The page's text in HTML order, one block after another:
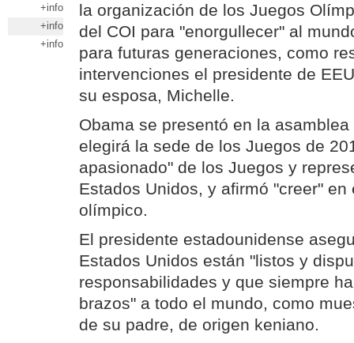
+info
+info
+info
la organización de los Juegos
del COI para "enorgullecer" al
para futuras generaciones, como
intervenciones el presidente de
su esposa, Michelle.
Obama se presentó en la
elegirá la sede de los Juegos de
apasionado" de los Juegos y
Estados Unidos, y afirmó "creer" en
olímpico.
El presidente estadounidense
Estados Unidos están "listos y
responsabilidades y que siempre
brazos" a todo el mundo, como
de su padre, de origen keniano.